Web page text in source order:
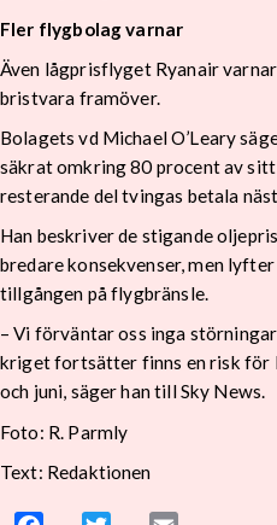
Fler flygbolag varnar
Även lågprisflyget Ryanair
bristvara framöver.
Bolagets vd Michael O’Leary
säkrat omkring 80 procent av
resterande del tvingas betala
Han beskriver de stigande
bredare konsekvenser, men
tillgången på flygbränsle.
– Vi förväntar oss inga
kriget fortsätter finns en risk för
och juni, säger han till Sky News.
Foto: R. Parmly
Text: Redaktionen